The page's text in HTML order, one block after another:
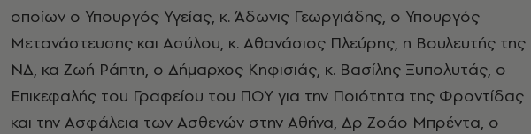
οποίων ο Υπουργός Υγείας, κ. Άδωνις Γεωργιάδης, ο Υπουργός
Μετανάστευσης και Ασύλου, κ. Αθανάσιος Πλεύρης, η Βουλευτής της
ΝΔ, κα Ζωή Ράπτη, ο Δήμαρχος Κηφισιάς, κ. Βασίλης Ξυπολυτάς, ο
Επικεφαλής του Γραφείου του ΠΟΥ για την Ποιότητα της Φροντίδας
και την Ασφάλεια των Ασθενών στην Αθήνα, Δρ Ζοάο Μπρέντα, ο